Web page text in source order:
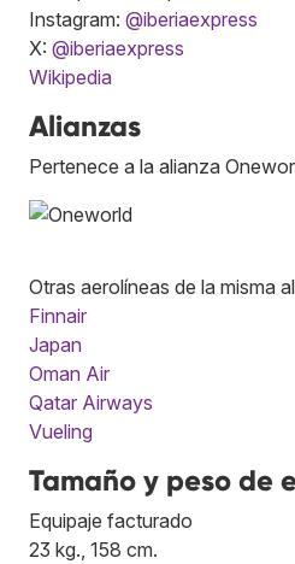
Instagram: @iberiaexpress
X: @iberiaexpress
Wikipedia
Alianzas
Pertenece a la alianza
Otras aerolíneas de la misma
Finnair
Japan
Oman Air
Qatar Airways
Vueling
Tamaño y peso de
Equipaje facturado
23 kg., 158 cm.